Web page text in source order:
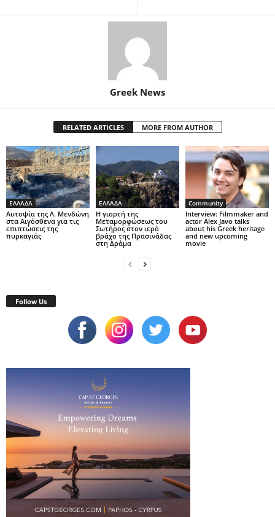
Greek News
RELATED ARTICLES MORE FROM AUTHOR
ΕΛΛΑΔΑ
Αυτοψία της Λ. Μενδώνη
στα Αιγόσθενα για τις
επιπτώσεις της
πυρκαγιάς
ΕΛΛΑΔΑ
Η γιορτή της
Μεταμορφώσεως του
Σωτήρος στον ιερό
βράχο της Πρασινάδας
στη Δράμα
Community
Interview: Filmmaker and
actor Alex Javo talks
about his Greek heritage
and new upcoming
movie
Follow Us